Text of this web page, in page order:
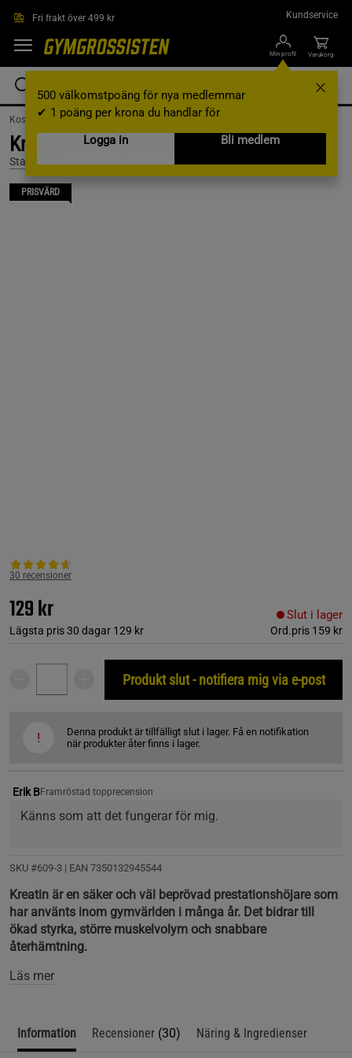
Fri frakt över 499 kr Kundservice
Min profil
500 välkomstpoäng för nya medlemmar
✔ 1 poäng per krona du handlar för
Logga in
Bli medlem
Varukorg
Kosttillskott /Kreatin /Kreatinmonohydrat
Kreatinmonohydrat 300 g
Star Nutrition
PRISVÄRD
30 recensioner
129 kr
Lägsta pris 30 dagar 129 kr Ord.pris 159 kr
Slut i lager
Produkt slut - notifiera mig via e-post
!
Denna produkt är tillfälligt slut i lager. Få en notifikation
när produkter åter finns i lager.
Erik BFramröstad topprecension
Känns som att det fungerar för mig.
SKU #609-3 | EAN 7350132945544
Kreatin är en säker och väl beprövad prestationshöjare som
har använts inom gymvärlden i många år. Det bidrar till
ökad styrka, större muskelvolym och snabbare
återhämtning.
Läs mer
Information Recensioner (30) Näring & Ingredienser